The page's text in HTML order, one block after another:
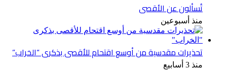
تُسألون عن الأقصى
منذ أسبوعين
تحذيرات مقدسية من أوسع اقتحام للأقصى بذكرى “الخراب”
منذ 3 أسابيع